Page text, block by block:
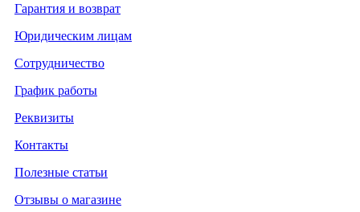
Гарантия и возврат
Юридическим лицам
Сотрудничество
График работы
Реквизиты
Контакты
Полезные статьи
Отзывы о магазине